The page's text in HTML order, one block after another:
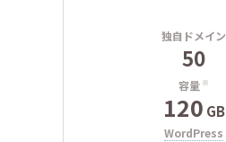
独自ドメイン
50
容量 ※
120 GB
WordPress